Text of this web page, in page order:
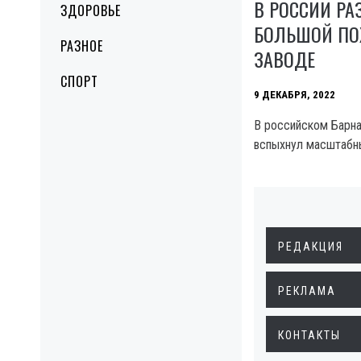
ЗДОРОВЬЕ
РАЗНОЕ
СПОРТ
В РОССИИ
БОЛЬШОЙ
ЗАВОДЕ
9 ДЕКАБРЯ, 2022
В российском
вспыхнул
РЕДАКЦИЯ
РЕКЛАМА
КОНТАКТЫ